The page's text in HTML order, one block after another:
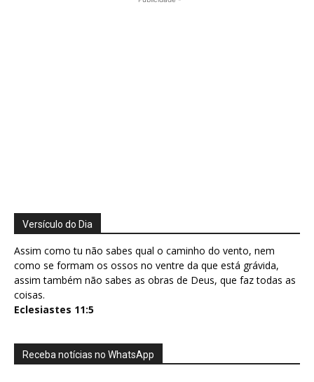
Versículo do Dia
Assim como tu não sabes qual o caminho do vento, nem
como se formam os ossos no ventre da que está grávida,
assim também não sabes as obras de Deus, que faz todas as
coisas.
Eclesiastes 11:5
Receba notícias no WhatsApp